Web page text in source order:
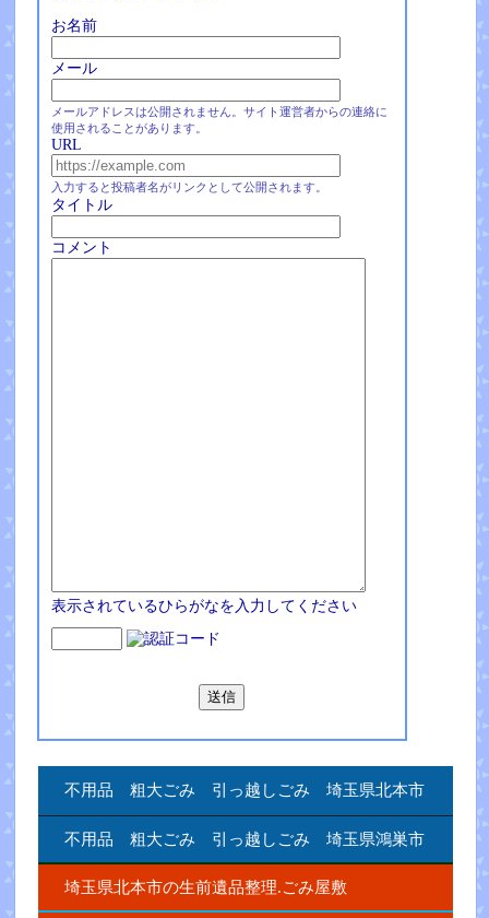
お名前
メール
メールアドレスは公開されません。サイト運営者からの連絡に
使用されることがあります。
URL
入力すると投稿者名がリンクとして公開されます。
タイトル
コメント
表示されているひらがなを入力してください
不用品 粗大ごみ 引っ越しごみ 埼玉県北本市
不用品 粗大ごみ 引っ越しごみ 埼玉県鴻巣市
埼玉県北本市の生前遺品整理.ごみ屋敷